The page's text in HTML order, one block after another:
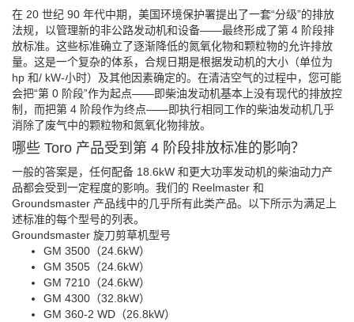
在 20 世纪 90 年代中期，美国环境保护署提出了一套“分级”的排放
法规，以管理新的非公路发动机和设备——最终形成了第 4 阶段排
放标准。这些标准确立了逐渐降低的氮氧化物和颗粒物的允许排放
量。这是一个复杂的体系，合规日期是根据发动机的大小（单位为
hp 和/ kW-小时）及其他因素确定的。在清洁空气的过程中，您可能
会把“第 0 阶段”作为起点——即柴油发动机基本上没有现代的排放控
制，而把第 4 阶段作为终点——即执行相同工作的柴油发动机几乎
消除了废气中的颗粒物和氮氧化物排放。
哪些 Toro 产品受到第 4 阶段排放标准的影响？
一般的答案是，任何配备 18.6kW 和更大功率发动机的柴油动力产
品都会受到一定程度的影响。我们的 Reelmaster 和
Groundsmaster 产品线中的几乎所有此类产品。以下所示为满足上
述标准的每个型号的列表。
Groundsmaster 旋刀剪草机型号
GM 3500（24.6kW）
GM 3505（24.6kW）
GM 7210（24.6kW）
GM 4300（32.8kW）
GM 360-2 WD（26.8kW）